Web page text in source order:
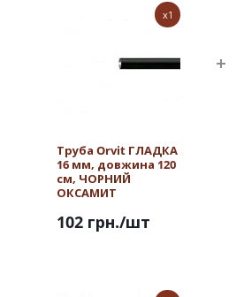
x1
Труба Orvit ГЛАДКА
16 мм, довжина 120
см, ЧОРНИЙ
ОКСАМИТ
102 грн./шт